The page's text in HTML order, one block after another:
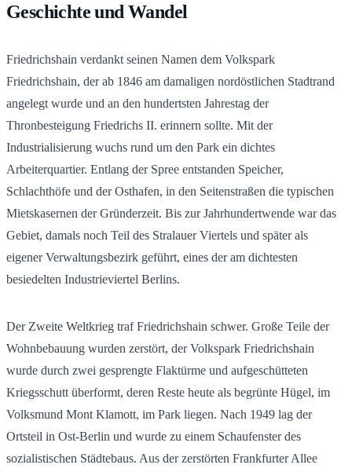
Geschichte und Wandel
Friedrichshain verdankt seinen Namen dem Volkspark
Friedrichshain, der ab 1846 am damaligen nordöstlichen Stadtrand
angelegt wurde und an den hundertsten Jahrestag der
Thronbesteigung Friedrichs II. erinnern sollte. Mit der
Industrialisierung wuchs rund um den Park ein dichtes
Arbeiterquartier. Entlang der Spree entstanden Speicher,
Schlachthöfe und der Osthafen, in den Seitenstraßen die typischen
Mietskasernen der Gründerzeit. Bis zur Jahrhundertwende war das
Gebiet, damals noch Teil des Stralauer Viertels und später als
eigener Verwaltungsbezirk geführt, eines der am dichtesten
besiedelten Industrieviertel Berlins.
Der Zweite Weltkrieg traf Friedrichshain schwer. Große Teile der
Wohnbebauung wurden zerstört, der Volkspark Friedrichshain
wurde durch zwei gesprengte Flaktürme und aufgeschütteten
Kriegsschutt überformt, deren Reste heute als begrünte Hügel, im
Volksmund Mont Klamott, im Park liegen. Nach 1949 lag der
Ortsteil in Ost-Berlin und wurde zu einem Schaufenster des
sozialistischen Städtebaus. Aus der zerstörten Frankfurter Allee